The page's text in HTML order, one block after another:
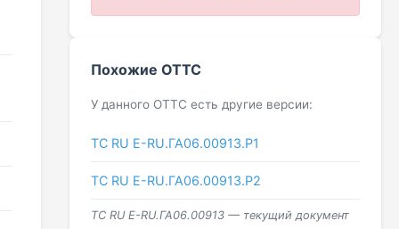
Похожие ОТТС
У данного ОТТС есть другие версии:
ТС RU Е-RU.ГА06.00913.Р1
ТС RU Е-RU.ГА06.00913.Р2
ТС RU Е-RU.ГА06.00913 — текущий документ